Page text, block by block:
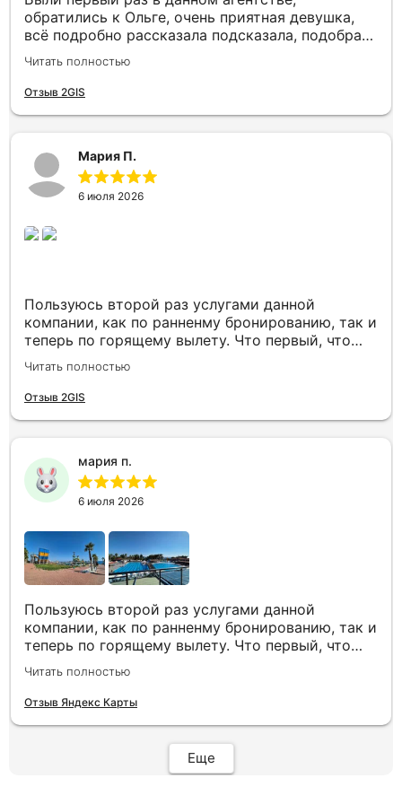
обратились к Ольге, очень приятная девушка,
всё подробно рассказала подсказала, подобрала
нам отличный отель в Таиланде по хорошей
цене, отель вживую оказался ещё красивее чем
на фото, нас привезли увезли, всё отлично,
Читать полностью
Отзыв 2GIS
Мария П.
6 июля 2026
Пользуюсь второй раз услугами данной
компании, как по ранненму бронированию, так и
теперь по горящему вылету. Что первый, что
второй раз путёвки подобраны под наши
индивидуальные запросы идеально. Работаем с
менеджером Анной Макеевой, всегда на связи,
Читать полностью
Отзыв 2GIS
мария п.
6 июля 2026
Пользуюсь второй раз услугами данной
компании, как по ранненму бронированию, так и
теперь по горящему вылету. Что первый, что
второй раз путёвки подобраны под наши
индивидуальные запросы идеально. Работаем с
менеджером Анной Макеевой, всегда на связи,
Читать полностью
Отзыв Яндекс Карты
Еще